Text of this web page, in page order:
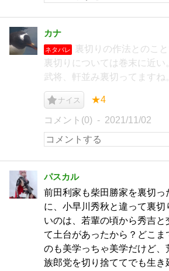
カナ
ネタバレ
裏切りの作法とのこ
裏切りについては巻末に近い
武将、軒並み裏切ってますね
ナイス ★4
コメント(0) 2021/11/02
パスカル
前田利家も柴田勝家を裏切っ
に、小早川秀秋と違って裏切
いのは、若輩の頃から秀吉と
て土台があったから？どこま
のも美学っちゃ美学だけど、
族郎党を切り捨ててでも生き